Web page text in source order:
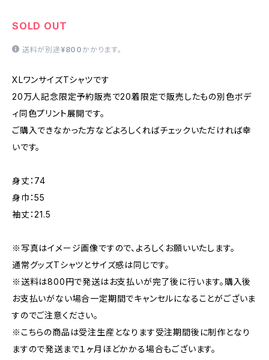
SOLD OUT
送料が別途 ¥800 かかります。
XLワンサイズTシャツです
20万人記念限定予約販売で20着限定で販売したもの別色ボデ
ィ同色プリント展開です。
ご購入できなかった方などよろしくればチェックいただければ幸
いです。
身丈：74
身巾：55
袖丈：21.5
※写真はイメージ画像ですので、よろしくお願いいたします。
通常グッズTシャツとサイズ感は同じです。
※送料は800円で発送はお支払いが完了後に行います。購入後
お支払いがない場合一定期間でキャンセルになることがございま
すのでご注意ください。
※こちらの商品は受注生産となります受注期間後に制作となり
ますので発送まで１ヶ月ほどかかる場合もございます。